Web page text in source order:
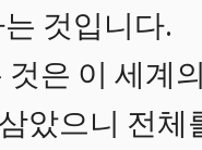
것입니다.
은 이 세계
았으니 전체